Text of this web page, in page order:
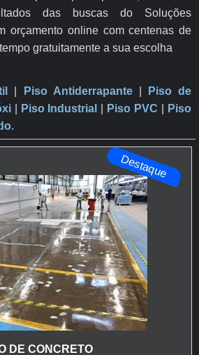
das buscas do Soluções
orçamento online com centenas de
gratuitamente a sua escolha
Piso Antiderrapante​ |
Piso de
| Piso Industrial Piso PVC
Piso
.
Destaque
DE CONCRETO